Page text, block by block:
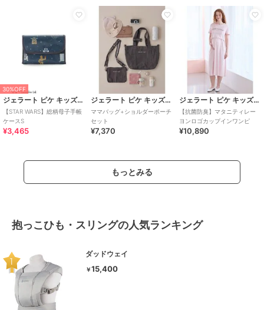
30%OFF
ジェラート ピケ キッズ＆ベビー
【STAR WARS】総柄母子手帳
ケースS
¥3,465
ジェラート ピケ キッズ＆ベビー
ママバッグ+ショルダーポーチ
セット
¥7,370
ジェラート ピケ キッズ＆ベビー
【抗菌防臭】マタニティレー
ヨンロゴカップインワンピ
¥10,890
もっとみる
抱っこひも・スリングの人気ランキング
ダッドウェイ
￥15,400